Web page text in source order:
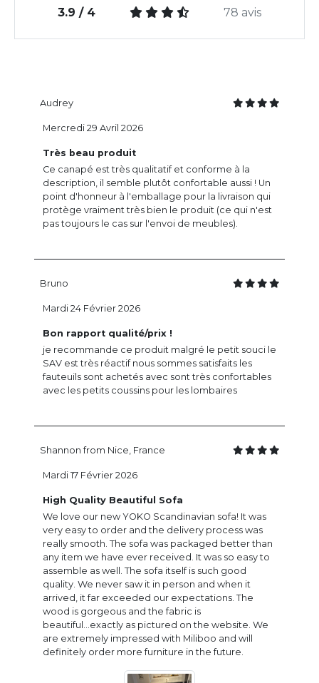
3.9 / 4 78 avis
Audrey
Très beau produit
Ce canapé est très qualitatif et conforme à la
description, il semble plutôt confortable aussi ! Un
point d'honneur à l'emballage pour la livraison qui
protège vraiment très bien le produit (ce qui n'est
pas toujours le cas sur l'envoi de meubles).
Mercredi 29 Avril 2026
Bruno
Bon rapport qualité/prix !
je recommande ce produit malgré le petit souci le
SAV est très réactif nous sommes satisfaits les
fauteuils sont achetés avec sont très confortables
avec les petits coussins pour les lombaires
Mardi 24 Février 2026
Shannon from Nice, France
High Quality Beautiful Sofa
We love our new YOKO Scandinavian sofa! It was
very easy to order and the delivery process was
really smooth. The sofa was packaged better than
any item we have ever received. It was so easy to
assemble as well. The sofa itself is such good
quality. We never saw it in person and when it
arrived, it far exceeded our expectations. The
wood is gorgeous and the fabric is
beautiful...exactly as pictured on the website. We
are extremely impressed with Miliboo and will
definitely order more furniture in the future.
Mardi 17 Février 2026